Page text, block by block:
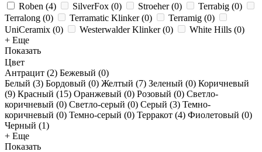
Roben (4) SilverFox (0) Stroeher(0) Terrabig (0)
Terralong (0) Terramatic Klinker(0) Terramig (0)
UniCeramix (0) Westerwalder Klinker(0) White Hills (0)
+ Еще
Показать
Цвет
Антрацит (2) Бежевый (0)
Белый (3) Бордовый (0) Желтый (7) Зеленый (0) Коричневый
(9) Красный (15) Оранжевый (0) Розовый (0) Светло-
коричневый (0) Светло-серый (0) Серый (3) Темно-
коричневый (0) Темно-серый (0) Терракот (4) Фиолетовый (0)
Черный (1)
+ Еще
Показать